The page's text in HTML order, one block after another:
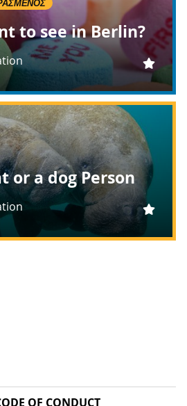
to see in Berlin?
or a dog Person
OF CONDUCT